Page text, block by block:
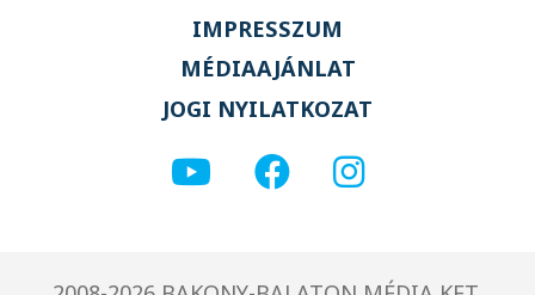
IMPRESSZUM
MÉDIAAJÁNLAT
JOGI NYILATKOZAT